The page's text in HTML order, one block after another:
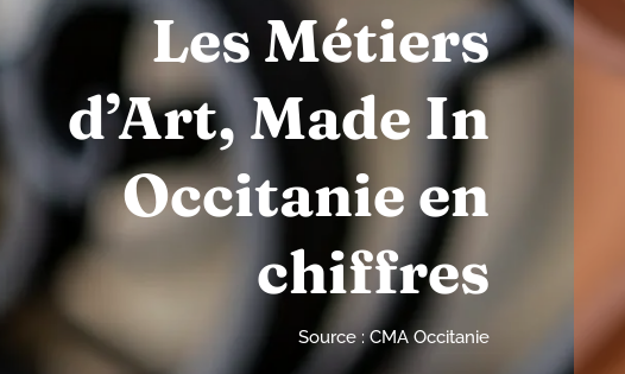
Les Métiers
d’Art, Made In
Occitanie en
chiffres
Source : CMA Occitanie